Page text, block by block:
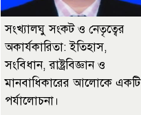
সংখ্যালঘু সংকট ও নেতৃত্বের
অকার্যকারিতা: ইতিহাস,
সংবিধান, রাষ্ট্রবিজ্ঞান ও
মানবাধিকারের আলোকে একটি
পর্যালোচনা।